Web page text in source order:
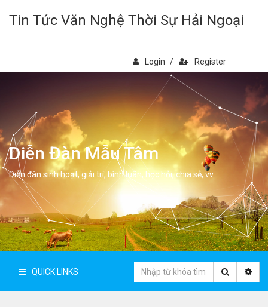
Tin Tức Văn Nghệ Thời Sự Hải Ngoại
Login / Register
Diễn Đàn Mẫu Tâm
Diễn đàn sinh hoạt, giải trí, bình luân, học hỏi, chia sẻ, vv.
QUICK LINKS